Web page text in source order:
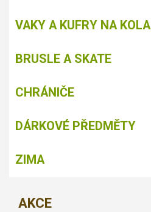
VAKY A KUFRY NA KOLA
BRUSLE A SKATE
CHRÁNIČE
DÁRKOVÉ PŘEDMĚTY
ZIMA
AKCE